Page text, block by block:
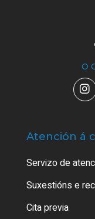
O
Atención á
Servizo de
Suxestións e
Cita previa